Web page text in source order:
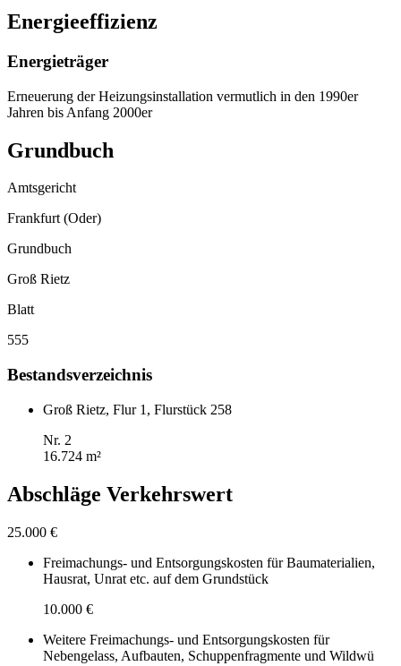
Energieeffizienz
Energieträger
Erneuerung der Heizungsinstallation vermutlich in den 1990er
Jahren bis Anfang 2000er
Grundbuch
Amtsgericht
Frankfurt (Oder)
Grundbuch
Groß Rietz
Blatt
555
Bestandsverzeichnis
Groß Rietz, Flur 1, Flurstück 258
Nr. 2
16.724 m²
Abschläge Verkehrswert
25.000 €
Freimachungs- und Entsorgungskosten für Baumaterialien,
Hausrat, Unrat etc. auf dem Grundstück
10.000 €
Weitere Freimachungs- und Entsorgungskosten für
Nebengelass, Aufbauten, Schuppenfragmente und Wildwü